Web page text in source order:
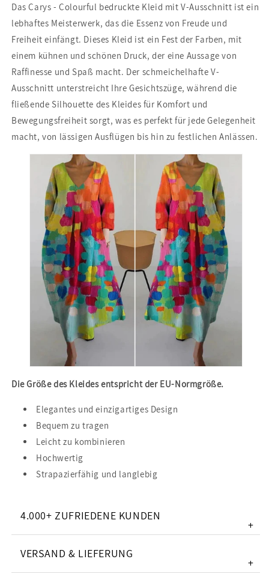
Das Carys - Colourful bedruckte Kleid mit V-Ausschnitt ist ein
lebhaftes Meisterwerk, das die Essenz von Freude und
Freiheit einfängt. Dieses Kleid ist ein Fest der Farben, mit
einem kühnen und schönen Druck, der eine Aussage von
Raffinesse und Spaß macht. Der schmeichelhafte V-
Ausschnitt unterstreicht Ihre Gesichtszüge, während die
fließende Silhouette des Kleides für Komfort und
Bewegungsfreiheit sorgt, was es perfekt für jede Gelegenheit
macht, von lässigen Ausflügen bis hin zu festlichen Anlässen.
Die Größe des Kleides entspricht der EU-Normgröße.
Elegantes und einzigartiges Design
Bequem zu tragen
Leicht zu kombinieren
Hochwertig
Strapazierfähig und langlebig
4.000+ ZUFRIEDENE KUNDEN
+
VERSAND & LIEFERUNG
+